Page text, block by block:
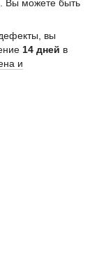
Вы можете быть
вы
14 дней в
и